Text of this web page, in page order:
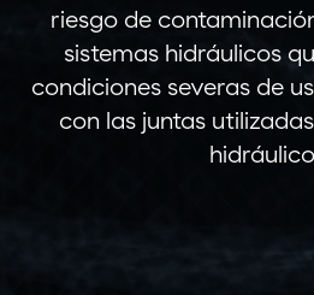
riesgo de
sistemas hidráulicos
condiciones severas de
con las juntas